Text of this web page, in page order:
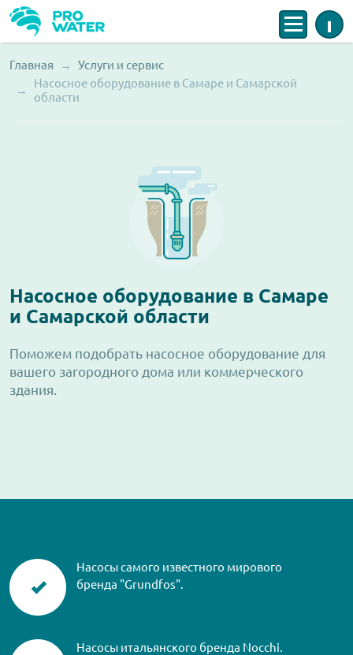
Меню Инфо
Строка навигации
Главная
Услуги и сервис
Насосное оборудование в Самаре и Самарской
области
Насосное оборудование в Самаре
и Самарской области
Поможем подобрать насосное оборудование для
вашего загородного дома или коммерческого
здания.
Насосы самого известного мирового
бренда "Grundfos".
Насосы итальянского бренда Nocchi.